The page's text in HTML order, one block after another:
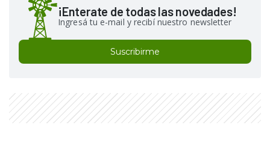
¡Enterate de todas las novedades!
Ingresá tu e-mail y recibí nuestro newsletter
Suscribirme